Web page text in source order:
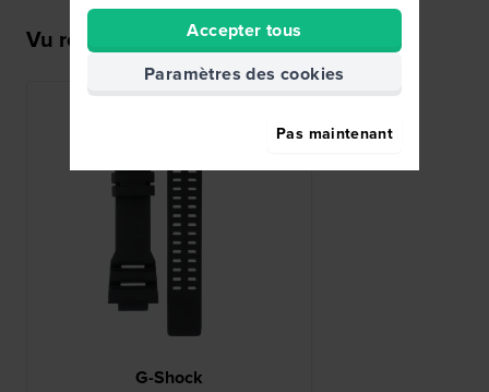
Vu récemment
G-Shock
Accepter tous
Paramètres des cookies
Pas maintenant